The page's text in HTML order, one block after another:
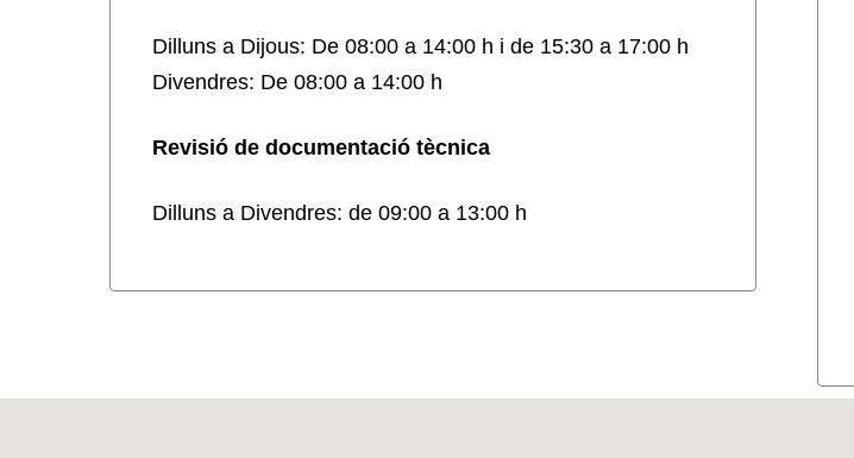
Dilluns a Dijous: De 08:00 a 14:00 h i de 15:30 a 17:00 h
Divendres: De 08:00 a 14:00 h
Revisió de documentació tècnica
Dilluns a Divendres: de 09:00 a 13:00 h